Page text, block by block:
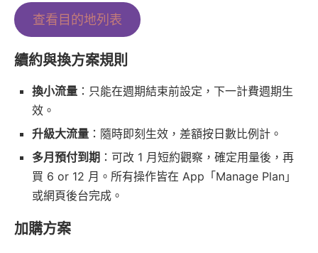
查看目的地列表
續約與換方案規則
換小流量 ：只能在週期結束前設定，下一計費週期生
效。
升級大流量 ：隨時即刻生效，差額按日數比例計。
多月預付到期 ：可改 1 月短約觀察，確定用量後，再
買 6 or 12 月。所有操作皆在 App「Manage Plan」
或網頁後台完成。
加購方案